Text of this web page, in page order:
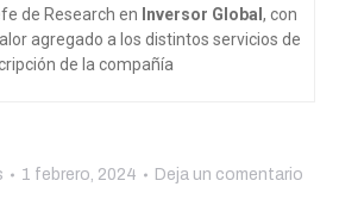
de Research en Inversor Global, con
agregado a los distintos servicios de
de la compañía
1 febrero, 2024 Deja un comentario